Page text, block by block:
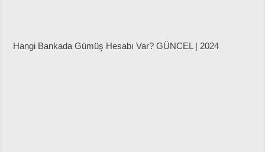
Hangi Bankada Gümüş Hesabı Var? GÜNCEL | 2024